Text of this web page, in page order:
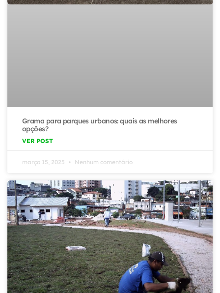
Grama para parques urbanos: quais as melhores
opções?
VER POST
março 15, 2025 Nenhum comentário